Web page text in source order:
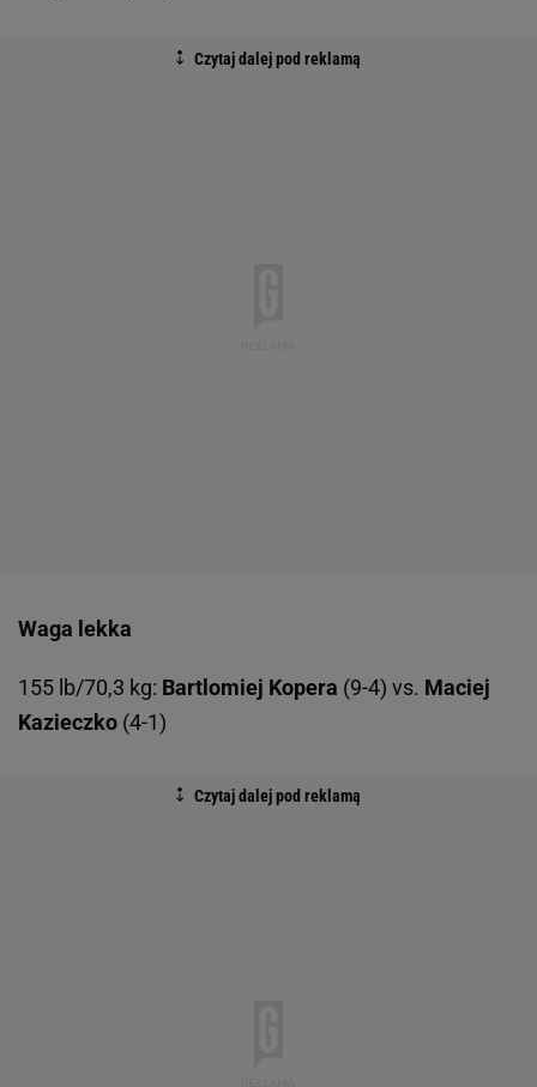
Waga lekka
155 lb/70,3 kg: Bartlomiej Kopera (9-4) vs. Maciej
Kazieczko (4-1)